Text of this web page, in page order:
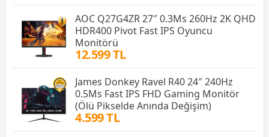
AOC Q27G4ZR 27″ 0.3Ms 260Hz 2K QHD
HDR400 Pivot Fast IPS Oyuncu
Monitörü
12.599 TL
James Donkey Ravel R40 24″ 240Hz
0.5Ms Fast IPS FHD Gaming Monitör
(Ölü Pikselde Anında Değişim)
4.599 TL